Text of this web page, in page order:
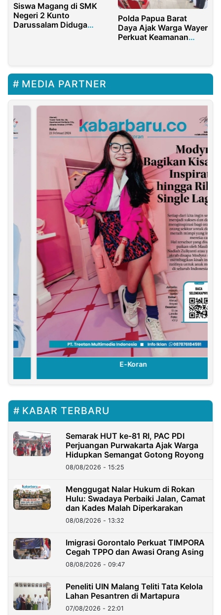
Siswa Magang di SMK
Negeri 2 Kunto
Darussalam Diduga
Polda Papua Barat
Daya Ajak Warga Wayer
Perkuat Keamanan
MEDIA PARTNER
E-Koran
KABAR TERBARU
Semarak HUT ke-81 RI, PAC PDI
Perjuangan Purwakarta Ajak Warga
Hidupkan Semangat Gotong Royong
08/08/2026 - 15:25
Menggugat Nalar Hukum di Rokan
Hulu: Swadaya Perbaiki Jalan, Camat
dan Kades Malah Diperkarakan
08/08/2026 - 13:32
Imigrasi Gorontalo Perkuat TIMPORA
Cegah TPPO dan Awasi Orang Asing
08/08/2026 - 09:47
Peneliti UIN Malang Teliti Tata Kelola
Lahan Pesantren di Martapura
07/08/2026 - 22:01